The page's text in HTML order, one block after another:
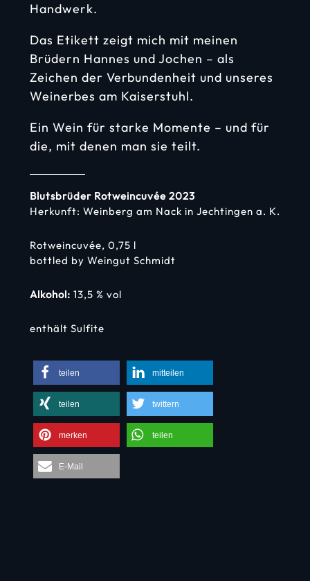
Handwerk.
Das Etikett zeigt mich mit meinen
Brüdern Hannes und Jochen – als
Zeichen der Verbundenheit und unseres
Weinerbes am Kaiserstuhl.
Ein Wein für starke Momente – und für
die, mit denen man sie teilt.
Blutsbrüder Rotweincuvée 2023
Herkunft: Weinberg am Nack in Jechtingen a. K.
Rotweincuvée, 0,75 l
bottled by Weingut Schmidt
Alkohol: 13,5 % vol
enthält Sulfite
teilen mitteilen
teilen twittern
merken teilen
E-Mail